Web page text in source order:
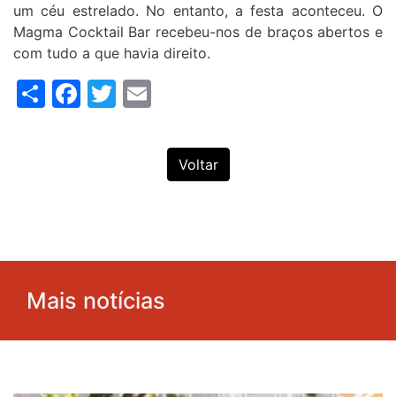
um céu estrelado. No entanto, a festa aconteceu. O
Magma Cocktail Bar recebeu-nos de braços abertos e
com tudo a que havia direito.
ShareFacebook
Twitter
Voltar
Mais notícias